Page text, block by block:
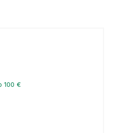
100 €